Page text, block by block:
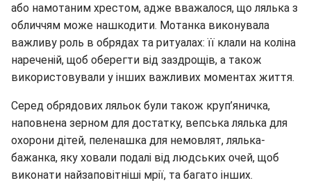
або намотаним хрестом, адже вважалося, що лялька з
обличчям може нашкодити. Мотанка виконувала
важливу роль в обрядах та ритуалах: її клали на коліна
нареченій, щоб оберегти від заздрощів, а також
використовували у інших важливих моментах життя.
Серед обрядових ляльок були також круп’яничка,
наповнена зерном для достатку, вепська лялька для
охорони дітей, пеленашка для немовлят, лялька-
бажанка, яку ховали подалі від людських очей, щоб
виконати найзаповітніші мрії, та багато інших.